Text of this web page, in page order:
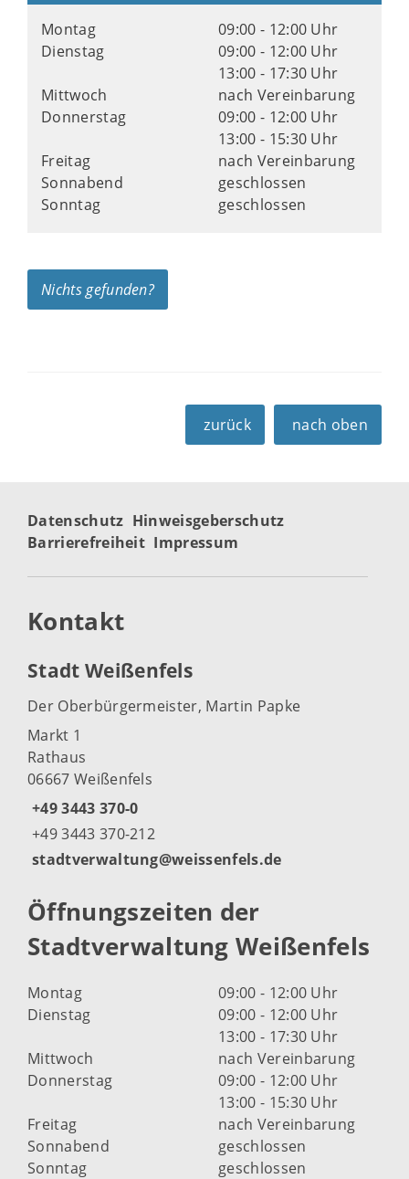
Montag
09:00 - 12:00 Uhr
Dienstag
09:00 - 12:00 Uhr
13:00 - 17:30 Uhr
Mittwoch
nach Vereinbarung
Donnerstag
09:00 - 12:00 Uhr
13:00 - 15:30 Uhr
Freitag
nach Vereinbarung
Sonnabend
geschlossen
Sonntag
geschlossen
Nichts gefunden?
zurück nach oben
Datenschutz Hinweisgeberschutz
Barrierefreiheit Impressum
Kontakt
Stadt Weißenfels
Der Oberbürgermeister, Martin Papke
Markt 1
Rathaus
06667 Weißenfels
+49 3443 370-0
+49 3443 370-212
stadtverwaltung@weissenfels.de
Öffnungszeiten der
Stadtverwaltung Weißenfels
Montag
09:00 - 12:00 Uhr
Dienstag
09:00 - 12:00 Uhr
13:00 - 17:30 Uhr
Mittwoch
nach Vereinbarung
Donnerstag
09:00 - 12:00 Uhr
13:00 - 15:30 Uhr
Freitag
nach Vereinbarung
Sonnabend
geschlossen
Sonntag
geschlossen